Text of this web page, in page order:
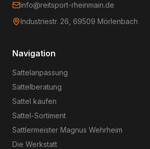
info@reitsport-rheinmain.de
Industriestr. 26, 69509 Mörlenbach
Navigation
Sattelanpassung
Sattelberatung
Sattel kaufen
Sattel-Sortiment
Sattlermeister Magnus Wehrheim
Die Werkstatt